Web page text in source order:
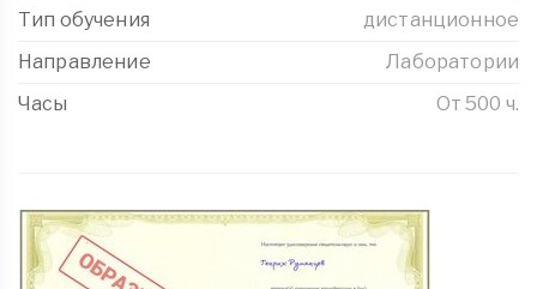
Тип обучения
дистанционное
Направление
Лаборатории
Часы
От 500 ч.